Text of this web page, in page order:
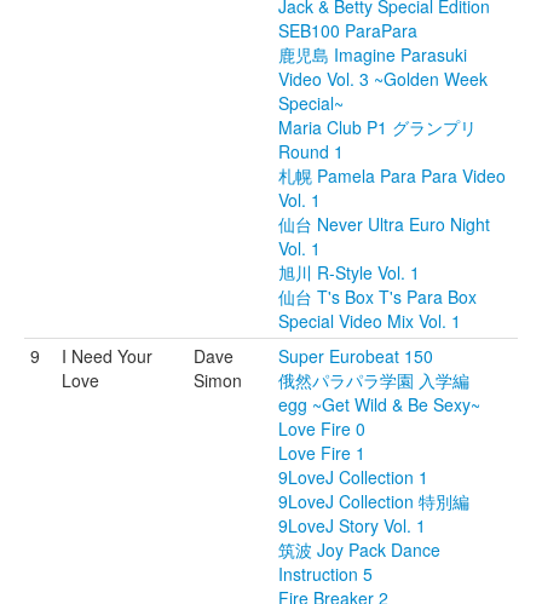
Jack & Betty Special Edition
SEB100 ParaPara
鹿児島 Imagine Parasuki
Video Vol. 3 ~Golden Week
Special~
Maria Club P1 グランプリ
Round 1
札幌 Pamela Para Para Video
Vol. 1
仙台 Never Ultra Euro Night
Vol. 1
旭川 R-Style Vol. 1
仙台 T's Box T's Para Box
Special Video Mix Vol. 1
9
I Need Your
Love
Dave
Simon
Super Eurobeat 150
俄然パラパラ学園 入学編
egg ~Get Wild & Be Sexy~
Love Fire 0
Love Fire 1
9LoveJ Collection 1
9LoveJ Collection 特別編
9LoveJ Story Vol. 1
筑波 Joy Pack Dance
Instruction 5
Fire Breaker 2